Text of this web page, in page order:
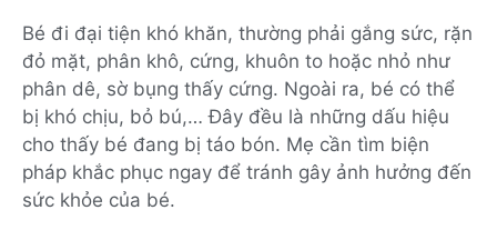
Bé đi đại tiện khó khăn, thường phải gắng sức, rặn
đỏ mặt, phân khô, cứng, khuôn to hoặc nhỏ như
phân dê, sờ bụng thấy cứng. Ngoài ra, bé có thể
bị khó chịu, bỏ bú,… Đây đều là những dấu hiệu
cho thấy bé đang bị táo bón. Mẹ cần tìm biện
pháp khắc phục ngay để tránh gây ảnh hưởng đến
sức khỏe của bé.